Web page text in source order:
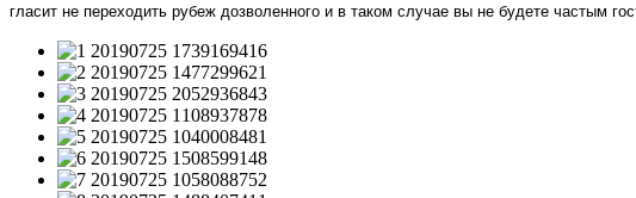
гласит не переходить рубеж дозволенного и в таком случае вы не будете частым